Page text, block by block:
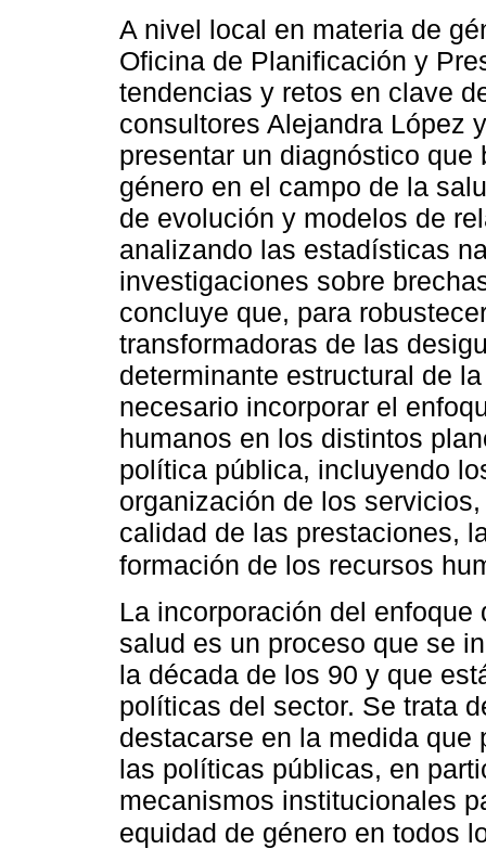
A nivel local en materia de
Oficina de Planificación y
tendencias y retos en clave
consultores Alejandra López
presentar un diagnóstico
género en el campo de la
de evolución y modelos de
analizando las estadísticas
investigaciones sobre
concluye que, para
transformadoras de las
determinante estructural de
necesario incorporar el
humanos en los distintos
política pública, incluyendo
organización de los
calidad de las prestaciones,
formación de los recursos
La incorporación del
salud es un proceso que se
la década de los 90 y que
políticas del sector. Se trata
destacarse en la medida
las políticas públicas, en
mecanismos institucionales
equidad de género en todos